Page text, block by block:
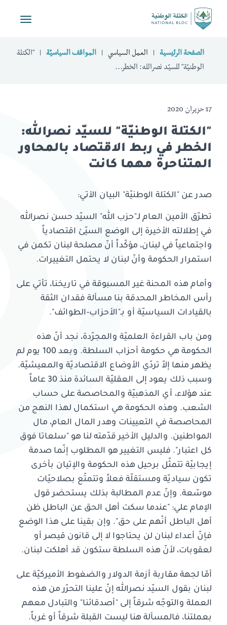
Toggle
الصفحة الرئيسية العمل السياسي المواقف السياسيّة
"الكتلة
الوطنيّة" للسيّد نصرالله: الخطر...
17 حزيران 2020
"الكتلة الوطنيّة" للسيّد نصرالله:
الخطر في ربط الاقتصاد بالمحاور
المتناحرة مهما كانت
صدر عن "الكتلة الوطنيّة" البيان الآتي:
تطرّق الأمين العام لـ"حزب الله" السيّد حسن نصرالله
في إطلالته الأخيرة إلى الوضع السيّئ اقتصادياً
واجتماعياً في لبنان، مؤكّداً أنّ مصلحة لبنان تكمن في
استمرار الحكومة وأنّ لبنان لا يحتمل التغييرات.
وأمام هذه المحنة غير المسبوقة في تاريخنا، تأتي على
رأس المخاطر المحدقة بنا مسألة فقدان الثقة
بالقيادات السياسيّة أو بـ"الأحزاب-الطوائف".
ومن باب القراءة العلميّة والمجرّدة، نجد أنّ هذه
الحكومة هي حكومة أحزاب السلطة. وبعد 100 يوم لم
يظهر منها إلاّ تردّي الأوضاع الاقتصاديّة والمعيشيّة.
وسبب ذلك يعود إلى العقليّة السائدة منذ 30 عاماً
عند هؤلاء، أي المذهبيّة والمحاصصة على حساب
الشعب. وهذه الحكومة هي استكمال لهذا النهج من
المحاصصة في التعيينات وهدر المال العام، مال
المواطنين. والدليل الأخير قدّمته لنا هو "سلعاتا فوق
كل اعتبار". فليس التغيير هو المطلوب إنّما صدمة
إيجابيّة تتمثّل برحيل هذه الحكومة والإتيان بأخرى
تكون سياديّة ومستقلّة فعلاً وتتمتّع بصلاحيّات
موسّعة. وإنّ عدم المطالبة بذلك يستحضر قول
الإمام علي: "عندما سكت أهل الحق عن الباطل ظن
أهل الباطل أنّهم على حق". وإن بقينا على هذا الوضع
فإنّ أعداء لبنان لن يحتاجوا لا إلى قانون قيصر أو
لعقوبات، لأنّ هذه السلطة ستكون قد أهلكت لبنان.
أمّا لجهة مقاربة أزمة الدولار والضغوط الأميركيّة على
لبنان بقول السيّد نصرالله إنّ علينا التحرّر من هذه
العملة والتوجّه شرقاً إلى "أصدقائنا" والتبادل معهم
بعملتنا، فالمسألة هنا ليست القبلة شرقاً أو غرباً.